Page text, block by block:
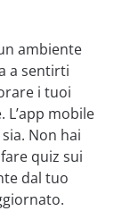
ambiente
a sentirti
i tuoi
mobile
Non hai
quiz sui
dal tuo